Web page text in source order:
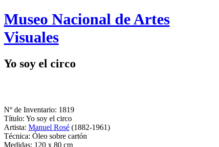
Logo
MNAV
Museo Nacional de Artes
Visuales
Yo soy el circo
Nº de Inventario: 1819
Título: Yo soy el circo
Artista: Manuel Rosé (1882-1961)
Técnica: Óleo sobre cartón
Medidas: 120 x 80 cm